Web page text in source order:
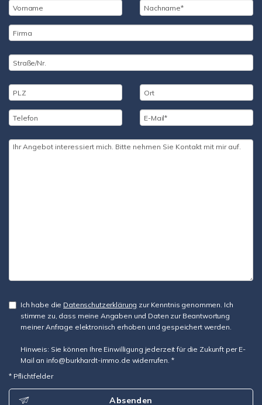
Ich habe die Datenschutzerklärung zur Kenntnis genommen. Ich
stimme zu, dass meine Angaben und Daten zur Beantwortung
meiner Anfrage elektronisch erhoben und gespeichert werden.
Hinweis: Sie können Ihre Einwilligung jederzeit für die Zukunft per E-
Mail an info@burkhardt-immo.de widerrufen. *
* Pflichtfelder
Absenden